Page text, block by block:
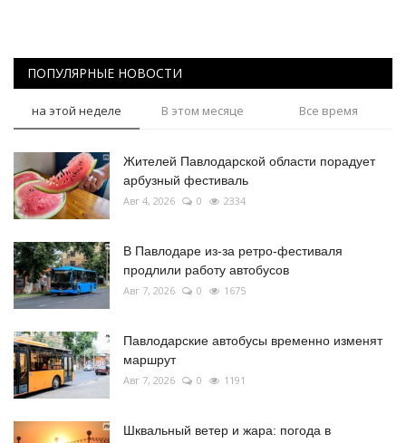
ПОПУЛЯРНЫЕ НОВОСТИ
на этой неделе В этом месяце Все время
Жителей Павлодарской области порадует
арбузный фестиваль
Авг 4, 2026 0 2334
В Павлодаре из-за ретро-фестиваля
продлили работу автобусов
Авг 7, 2026 0 1675
Павлодарские автобусы временно изменят
маршрут
Авг 7, 2026 0 1191
Шквальный ветер и жара: погода в